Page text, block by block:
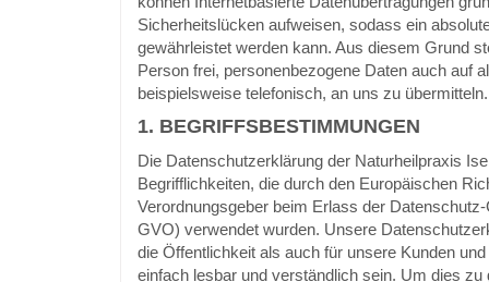
Sicherheitslücken aufweisen, sodass ein
gewährleistet werden kann. Aus diesem Grund
Person frei, personenbezogene Daten auch auf
beispielsweise telefonisch, an uns zu übermitteln.
1. BEGRIFFSBESTIMMUNGEN
Die Datenschutzerklärung der Naturheilpraxis
Begrifflichkeiten, die durch den Europäischen
Verordnungsgeber beim Erlass der
GVO) verwendet wurden. Unsere
die Öffentlichkeit als auch für unsere Kunden
einfach lesbar und verständlich sein. Um dies zu